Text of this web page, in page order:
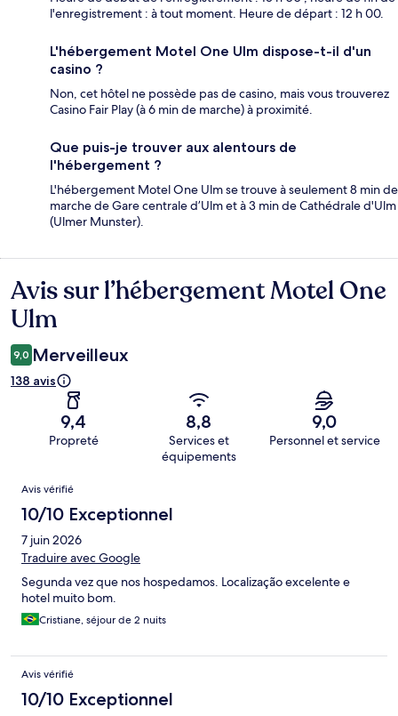
l'enregistrement : à tout moment. Heure de départ : 12 h 00.
L'hébergement Motel One Ulm dispose-t-il d'un
casino ?
Non, cet hôtel ne possède pas de casino, mais vous trouverez
Casino Fair Play (à 6 min de marche) à proximité.
Que puis-je trouver aux alentours de
l'hébergement ?
L'hébergement Motel One Ulm se trouve à seulement 8 min de
marche de Gare centrale d’Ulm et à 3 min de Cathédrale d'Ulm
(Ulmer Munster).
Avis
Avis sur l’hébergement Motel One
Ulm
9,0 Merveilleux
138 avis
9,4
Propreté
8,8
Services et
équipements
9,0
Personnel et service
Avis
Avis vérifié
10/10 Exceptionnel
7 juin 2026
Traduire avec Google
Segunda vez que nos hospedamos. Localização excelente e
hotel muito bom.
Cristiane, séjour de 2 nuits
Avis vérifié
10/10 Exceptionnel